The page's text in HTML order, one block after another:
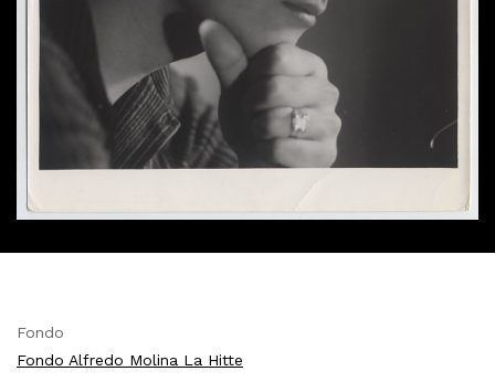
Fondo
Fondo Alfredo Molina La Hitte